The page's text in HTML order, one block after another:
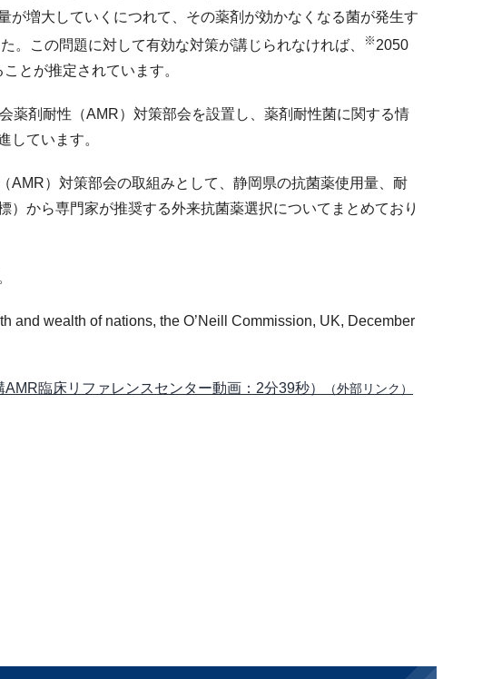
増大していくにつれて、その薬剤が効かなくなる菌が発生す
。この問題に対して有効な対策が講じられなければ、
※ 2050
とが推定されています。
薬剤耐性（AMR）対策部会を設置し、薬剤耐性菌に関する情
しています。
AMR）対策部会の取組みとして、静岡県の抗菌薬使用量、耐
から専門家が推奨する外来抗菌薬選択についてまとめており
and wealth of nations, the O’Neill Commission, UK, December
臨床リファレンスセンター動画：2分39秒） （外部リンク）